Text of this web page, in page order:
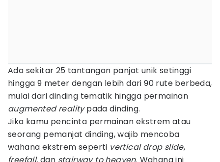
Ada sekitar 25 tantangan panjat unik setinggi
hingga 9 meter dengan lebih dari 90 rute berbeda,
mulai dari dinding tematik hingga permainan
augmented realitypada dinding.
Jika kamu pencinta permainan ekstrem atau
seorang pemanjat dinding, wajib mencoba
wahana ekstrem seperti vertical drop slide,